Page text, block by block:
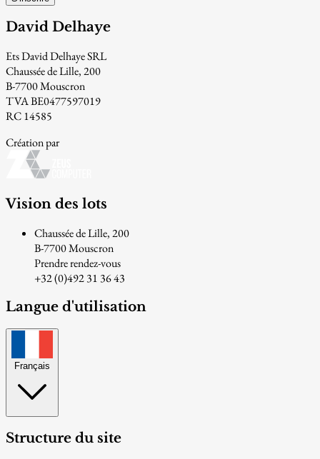
David Delhaye
Ets David Delhaye SRL
Chaussée de Lille, 200
B-7700 Mouscron
TVA BE0477597019
RC 14585
Création par
Vision des lots
Chaussée de Lille, 200
B-7700 Mouscron
Prendre rendez-vous
+32 (0)492 31 36 43
Langue d'utilisation
Français
Structure du site